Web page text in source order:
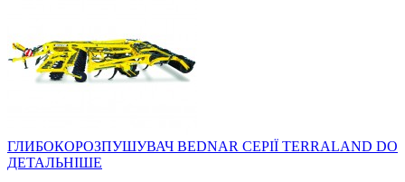
ГЛИБОКОРОЗПУШУВАЧ BEDNAR СЕРІЇ TERRALAND DO
ДЕТАЛЬНІШЕ